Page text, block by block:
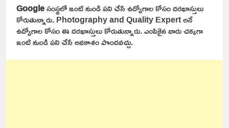
Googleసంస్థలో ఇంటి నుండి పని చేసే ఉద్యోగాల కోసం దరఖాస్తులు
కోరుతున్నారు. Photography and Quality Expert అనే
ఉద్యోగాల కోసం ఈ దరఖాస్తులు కోరుతున్నారు. ఎంపికైన వారు చక్కగా
ఇంటి నుండి పని చేసే అవకాశం పొందవచ్చు.